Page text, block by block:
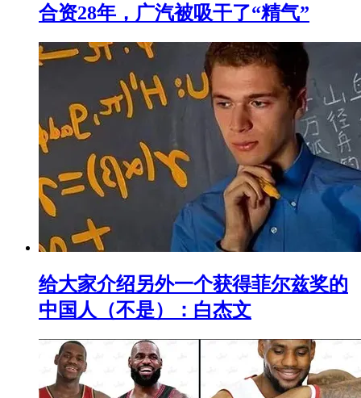
合资28年，广汽被吸干了“精气”
给大家介绍另外一个获得菲尔兹奖的
中国人（不是）：白杰文